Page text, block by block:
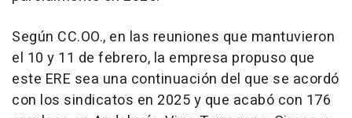
Según CC.OO., en las reuniones que mantuvieron
el 10 y 11 de febrero, la empresa propuso que
este ERE sea una continuación del que se acordó
con los sindicatos en 2025 y que acabó con 176